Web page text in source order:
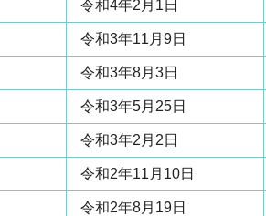
令和4年2月1日
令和3年11月9日
令和3年8月3日
令和3年5月25日
令和3年2月2日
令和2年11月10日
令和2年8月19日